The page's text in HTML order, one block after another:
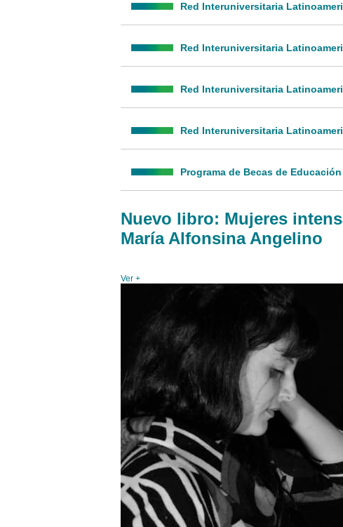
Red Interuniversitaria
Red Interuniversitaria
Red Interuniversitaria
Red Interuniversitaria
Programa de Becas de
Nuevo libro: Mujeres
María Alfonsina Angelino
Ver +